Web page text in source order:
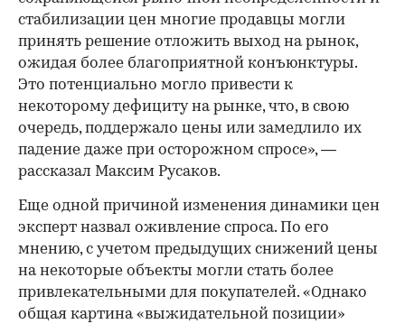
стабилизации цен многие продавцы могли
принять решение отложить выход на рынок,
ожидая более благоприятной конъюнктуры.
Это потенциально могло привести к
некоторому дефициту на рынке, что, в свою
очередь, поддержало цены или замедлило их
падение даже при осторожном спросе», —
рассказал Максим Русаков.
Еще одной причиной изменения динамики цен
эксперт назвал оживление спроса. По его
мнению, с учетом предыдущих снижений цены
на некоторые объекты могли стать более
привлекательными для покупателей. «Однако
общая картина «выжидательной позиции»